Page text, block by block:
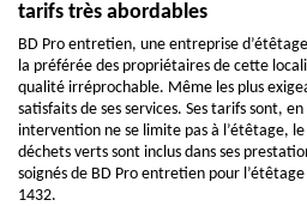
tarifs très abordables
BD Pro entretien, une entreprise
la préférée des propriétaires de cette
qualité irréprochable. Même les plus
satisfaits de ses services. Ses tarifs sont,
intervention ne se limite pas à l’étêtage,
déchets verts sont inclus dans ses
soignés de BD Pro entretien pour
1432.